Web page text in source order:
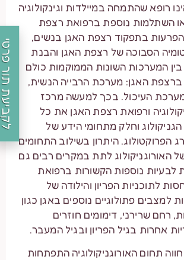
לקביעת תור פרטי
רופא שהתמחה במיילדות וגינקולוגיה
השתלמות נוספת ברפואת רצפת
בתפקוד רצפת האגן בנשים,
הסבוכה של רצפת האגן והבנת
המערכות השונות הממוקמות כולם
ברצפת האגן: מערכת הרבייה הנשית,
העיכול. בכך למעשה מרכז
ורפואת רצפת האגן את כל
וחלק מתחומי הידע של
הפרוקטולוג. היתרון בשילוב התחומים
האורוגניקולוג לתת במקרים רבים גם
לבעיות נוספות הקשורות ברפואת
לתוכניות הפריון והילודה של
למצבים פתולוגיים נוספים באגן כגון
רחם שרירני, דימומים חוזרים
אחרות בגיל הפריון ובגיל המעבר.
תחום האורוגניקולוגיה התפתחות